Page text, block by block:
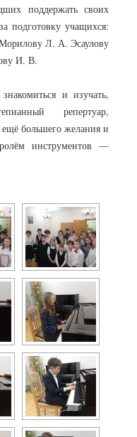
поддержать своих
подготовку учащихся:
Л. А. Эсаулову
И. В.
и изучать,
репертуар,
большего желания и
инструментов —